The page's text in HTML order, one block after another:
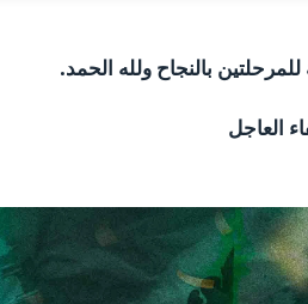
بالنجاح ولله الحمد.
العاجل